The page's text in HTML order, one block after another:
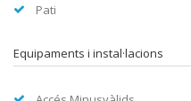
Pati
Equipaments i instal·lacions